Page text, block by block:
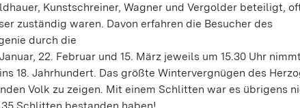
Kunstschreiner, Wagner und Vergolder beteiligt,
zuständig waren. Davon erfahren die Besucher des
durch die
22. Februar und 15. März jeweils um 15.30 Uhr
18. Jahrhundert. Das größte Wintervergnügen des
Volk zu zeigen. Mit einem Schlitten war es übrigens